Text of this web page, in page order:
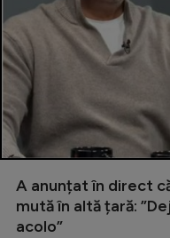
A anunțat în direct
mută în altă țară:
acolo”